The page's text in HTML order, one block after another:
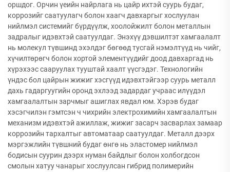
оршдог. Орчин үеийн найрлага нь цайр ихтэй суурь будаг,
коррозийг саатуулагч болон хаагч давхаргыг хослуулан
нийлмэл системийг бүрдүүлж, хоолойжилт болон металлын
задралыг идэвхтэй саатуулдаг. Энэхүү дэвшилтэт хамгаалалт
нь молекул түвшинд эхэлдэг бөгөөд тусгай нэмэлтүүд нь чийг,
хүчилтөрөгч болон хортой элементүүдийг доод давхаргад нь
хүрэхээс сааруулах тууштай хаалт үүсгэдэг. Технологийн
үндэс бол цайрын жижиг хэсгүүд идэвхтэйгээр суурь металл
дахь гадаргуугийн оронд эхлээд задардаг учраас илүүдэл
хамгаалалтын зарчмыг ашиглах явдал юм. Хэрэв будаг
хэсэгчилэн гэмтсэн ч чихрийн электрохимийн хамгаалалтын
механизм идэвхтэй ажиллаж, жижиг засарч засварлах замаар
коррозийн тархалтыг автоматаар саатуулдаг. Металл дээрх
мэргэжлийн түвшний будаг өнгө нь эластомер нийлмэл
бодисын суурин дээрх нуман байдлыг болон холбогдсон
смолын хатуу чанарыг хослуулсан гибрид полимерийн